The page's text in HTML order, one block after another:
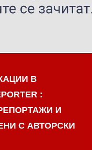
В
:
И
С АВТОРСКИ